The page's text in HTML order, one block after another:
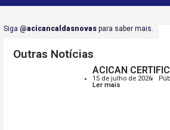
Siga @acicancaldasnovas para saber mais.
Outras Notícias
ACICAN
15 de julho de 2026
Ler mais